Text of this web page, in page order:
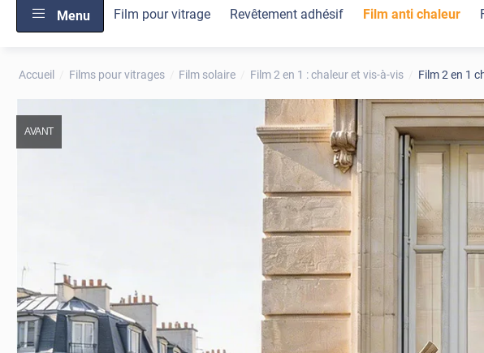
Menu Film pour vitrage Revêtement adhésif Film anti chaleur
Accueil Films pour vitrages Film solaire Film 2 en 1 : chaleur et vis-à-vis Film 2 en 1
AVANT